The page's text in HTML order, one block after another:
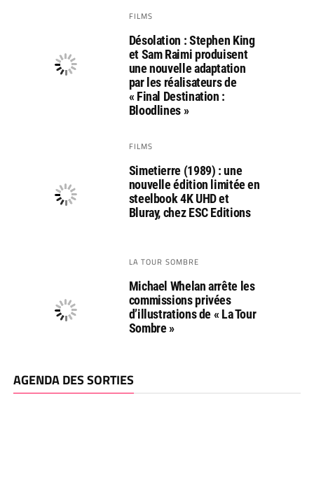
FILMS
Désolation : Stephen King
et Sam Raimi produisent
une nouvelle adaptation
par les réalisateurs de
« Final Destination :
Bloodlines »
FILMS
Simetierre (1989) : une
nouvelle édition limitée en
steelbook 4K UHD et
Bluray, chez ESC Editions
LA TOUR SOMBRE
Michael Whelan arrête les
commissions privées
d’illustrations de « La Tour
Sombre »
AGENDA DES SORTIES